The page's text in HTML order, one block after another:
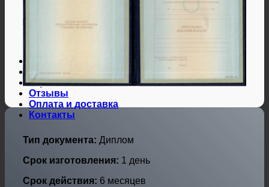
Дипломы и аттестаты Беларуси
Дипломы и аттестаты Украины
Нотариальные и юр. услуги
Свидетельства ЗАГС
Гарантии
Отзывы
Оплата и доставка
Контакты
Тип документа: Диплом
Срок изготовления: 1 день
Срок действия: 6 месяцев